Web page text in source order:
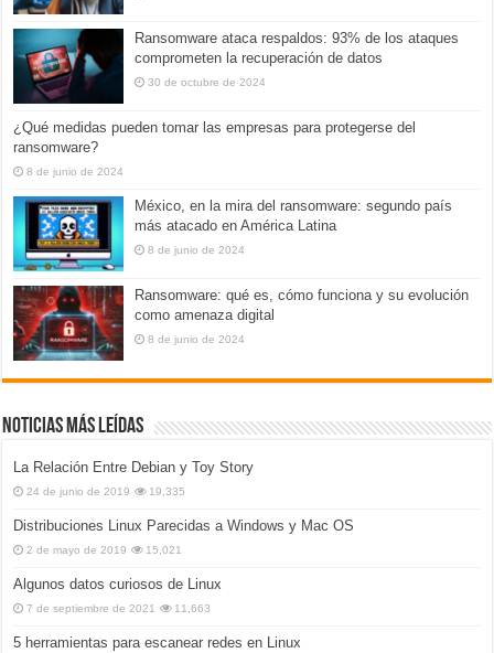
Ransomware ataca respaldos: 93% de los ataques
comprometen la recuperación de datos
30 de octubre de 2024
¿Qué medidas pueden tomar las empresas para protegerse del
ransomware?
8 de junio de 2024
México, en la mira del ransomware: segundo país
más atacado en América Latina
8 de junio de 2024
Ransomware: qué es, cómo funciona y su evolución
como amenaza digital
8 de junio de 2024
Noticias más leídas
La Relación Entre Debian y Toy Story
24 de junio de 2019 19,335
Distribuciones Linux Parecidas a Windows y Mac OS
2 de mayo de 2019 15,021
Algunos datos curiosos de Linux
7 de septiembre de 2021 11,663
5 herramientas para escanear redes en Linux